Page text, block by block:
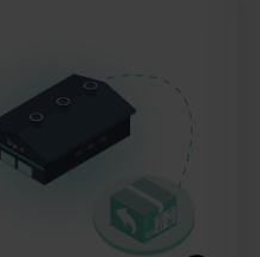
Efficient